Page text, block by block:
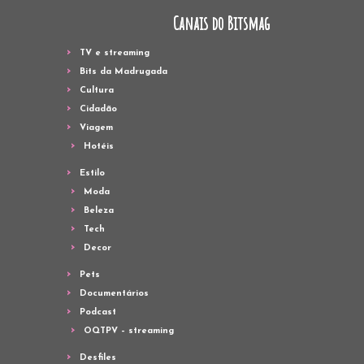
Canais do Bitsmag
TV e streaming
Bits da Madrugada
Cultura
Cidadão
Viagem
Hotéis
Estilo
Moda
Beleza
Tech
Decor
Pets
Documentários
Podcast
OQTPV – streaming
Desfiles